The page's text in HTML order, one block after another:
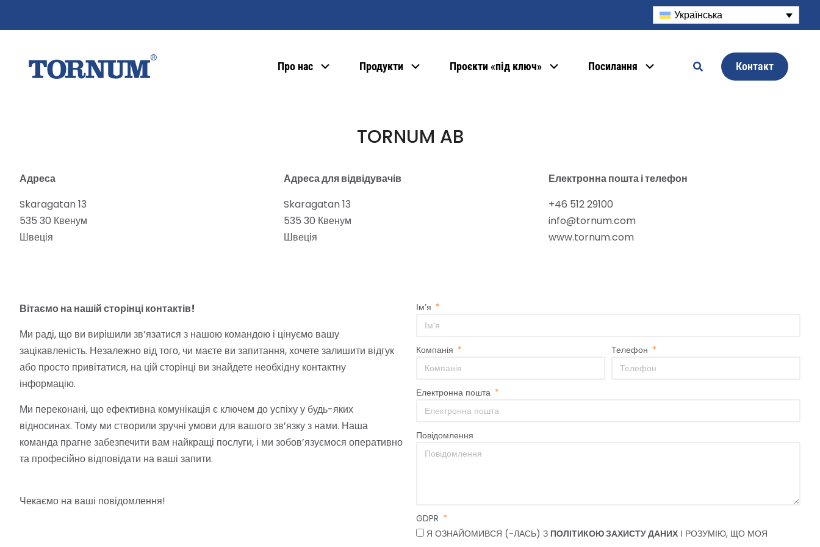
Українська
Про нас Продукти Проєкти «під ключ» Посилання Контакт
TORNUM AB
Адреса
Skaragatan 13
535 30 Квенум
Швеція
Адреса для відвідувачів
Skaragatan 13
535 30 Квенум
Швеція
Електронна пошта і телефон
+46 512 29100
info@tornum.com
www.tornum.com
Вітаємо на нашій сторінці контактів!
Ми раді, що ви вирішили зв’язатися з нашою командою і цінуємо вашу
зацікавленість. Незалежно від того, чи маєте ви запитання, хочете залишити відгук
або просто привітатися, на цій сторінці ви знайдете необхідну контактну
інформацію.
Ми переконані, що ефективна комунікація є ключем до успіху у будь-яких
відносинах. Тому ми створили зручні умови для вашого зв’язку з нами. Наша
команда прагне забезпечити вам найкращі послуги, і ми зобов’язуємося оперативно
та професійно відповідати на ваші запити.
Чекаємо на ваші повідомлення!
Ім’я
Компанія Телефон
Електронна пошта
Повідомлення
GDPR
Я ОЗНАЙОМИВСЯ (-ЛАСЬ) З ПОЛІТИКОЮ ЗАХИСТУ ДАНИХ І РОЗУМІЮ, ЩО МОЯ